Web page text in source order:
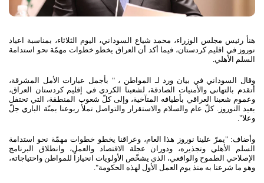
هنأ رئيس مجلس الوزراء، محمد شياع السوداني، اليوم الثلاثاء، بمناسبة اعياد
نوروز في اقليم كردستان، فيما أكد أن العراق يخطو خطوات مهمّة نحو استدامة
السلم الأهلي.
وقال السوداني في بيان ورد لـ المواطن ، " بأجمل عبارات الأمل المشرقة،
أتقدم بالتهاني والأمنيات الصادقة، لشعبنا الكردي في إقليم كردستان العراق،
وعموم شعبنا العراقي بأطيافه المتآخية، وإلى كلّ شعوب المنطقة، التي تحتفل
بعيد النوروز. كلّ عام والسلام والاستقرار والتواصل تملأ ربوعنا بمنّة الباري جلّ
وعلا".
وأضاف: "يمرّ علينا نوروز هذا العام، وعراقنا يخطو خطوات مهمّة نحو استدامة
السلم الأهلي وتجذيره، ودوران عجلة الاقتصاد والعمل، وانطلاق البرنامج
الإصلاحي الطموح والواقعي، الذي يشخّص الأولويات انحيازاً للمواطن واحتياجاته،
وهو ما شرعنا به منذ يوم العمل الأول لهذه الحكومة".